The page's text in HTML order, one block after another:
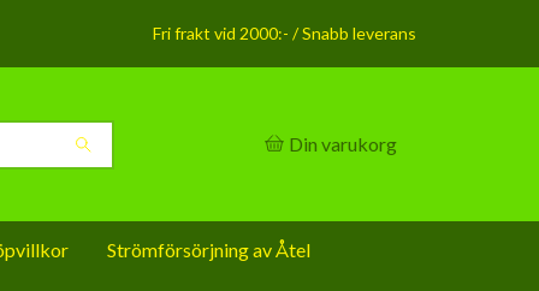
Fri frakt vid 2000:- / Snabb leverans
Din varukorg
Strömförsörjning av Åtel